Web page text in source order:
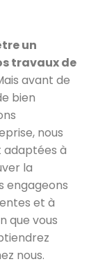
un
travaux de
avant de
bien
nous
adaptées à
la
engageons
et à
que vous
nous.